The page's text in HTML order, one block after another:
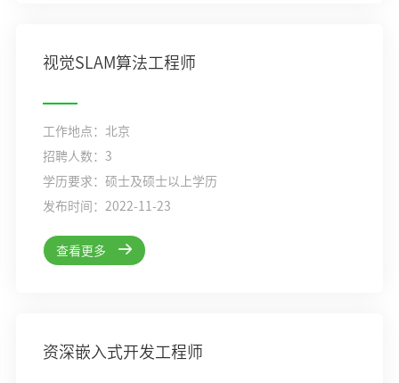
视觉SLAM算法工程师
工作地点：北京
招聘人数：3
学历要求：硕士及硕士以上学历
发布时间：2022-11-23
查看更多
资深嵌入式开发工程师